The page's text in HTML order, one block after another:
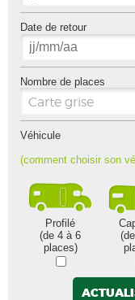
Date de retour
Nombre de places
Carte grise
Véhicule
(comment choisir son
Profilé
(de 4 à 6
places)